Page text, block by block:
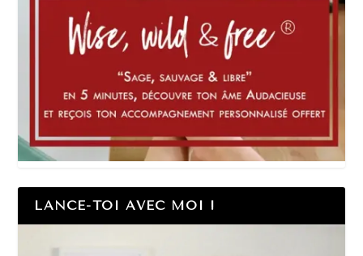
LANCE-TOI AVEC MOI !